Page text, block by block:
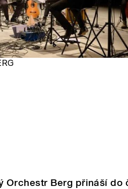
Orchestr Berg přináší do